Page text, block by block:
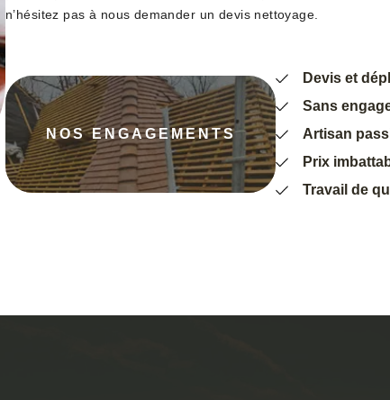
n’hésitez pas à nous demander un devis nettoyage.
NOS ENGAGEMENTS
Devis et
Sans
Artisan
Prix
Travail de